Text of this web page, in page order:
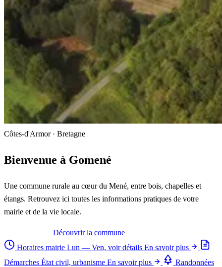
Côtes-d'Armor · Bretagne
Bienvenue à Gomené
Une commune rurale au cœur du Mené, entre bois, chapelles et
étangs. Retrouvez ici toutes les informations pratiques de votre
mairie et de la vie locale.
Découvrir la commune
Horaires mairie Lun — Ven, voir détails En savoir plus
Démarches État civil, urbanisme En savoir plus
Randonnées